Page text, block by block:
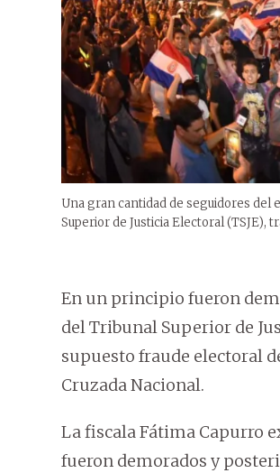
Una gran cantidad de seguidores del
Superior de Justicia Electoral (TSJE),
En un principio fueron
del Tribunal Superior de
supuesto fraude electoral
Cruzada Nacional.
La fiscala Fátima Capurro
fueron demorados y